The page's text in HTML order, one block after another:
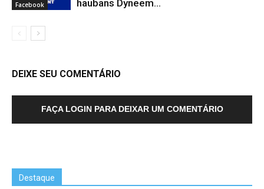
Facebook haubans Dyneem…
DEIXE SEU COMENTÁRIO
FAÇA LOGIN PARA DEIXAR UM COMENTÁRIO
Destaque